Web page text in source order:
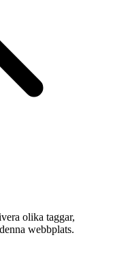
olika taggar,
webbplats.